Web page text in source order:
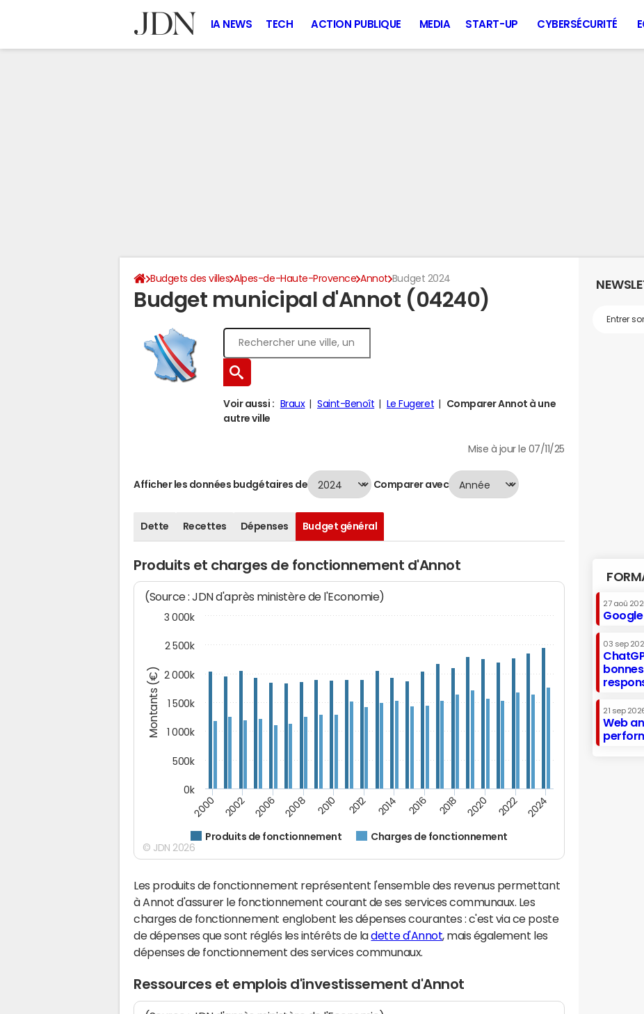
IA NEWS TECH ACTION PUBLIQUE MEDIA START-UP CYBERSÉCURITÉ
Budgets des villes Alpes-de-Haute-Provence Annot Budget 2024
Budget municipal d'Annot (04240)
Voir aussi : Braux Saint-Benoît Le Fugeret
Comparer Annot à une
autre ville
Mise à jour le 07/11/25
Afficher les données budgétaires de Comparer avec
Dette Recettes Dépenses Budget général
Produits et charges de fonctionnement d'Annot
Montants (€)
(Source : JDN d'après ministère de l'Economie)
Produits de fonctionnement Charges de fonctionnement
2000 2002 2006 2008 2010 2012 2014 2016 2018 2020 2022 2024
0k
500k
1 000k
1 500k
2 000k
2 500k
3 000k
© JDN 2026
Les produits de fonctionnement représentent l'ensemble des revenus permettant
à Annot d'assurer le fonctionnement courant de ses services communaux. Les
charges de fonctionnement englobent les dépenses courantes : c'est via ce poste
de dépenses que sont réglés les intérêts de ladette d'Annot, mais également les
dépenses de fonctionnement des services communaux.
Ressources et emplois d'investissement d'Annot
27 aoû
03 sep
21 sep
Web